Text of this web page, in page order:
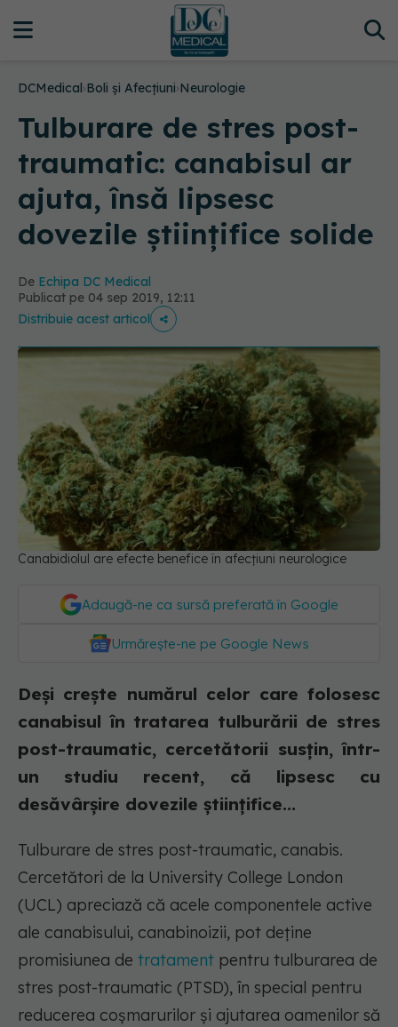
DCMedical›Boli și Afecțiuni›Neurologie
Tulburare de stres post-
traumatic: canabisul ar
ajuta, însă lipsesc
dovezile științifice solide
De Echipa DC Medical
Publicat pe 04 sep 2019, 12:11
Distribuie acest articol
Canabidiolul are efecte benefice în afecțiuni neurologice
Adaugă-ne ca sursă preferată în Google
Urmărește-ne pe Google News
Deși crește numărul celor care folosesc
canabisul în tratarea tulburării de stres
post-traumatic, cercetătorii susțin, într-
un studiu recent, că lipsesc cu
desăvârșire dovezile științifice...
Tulburare de stres post-traumatic, canabis.
Cercetători de la University College London
(UCL) apreciază că acele componentele active
ale canabisului, canabinoizii, pot deține
promisiunea de tratament pentru tulburarea de
stres post-traumatic (PTSD), în special pentru
reducerea coșmarurilor și ajutarea oamenilor să